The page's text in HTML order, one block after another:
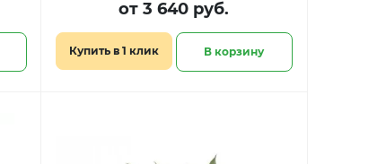
от 3 640 руб.
Купить в 1 клик В корзину